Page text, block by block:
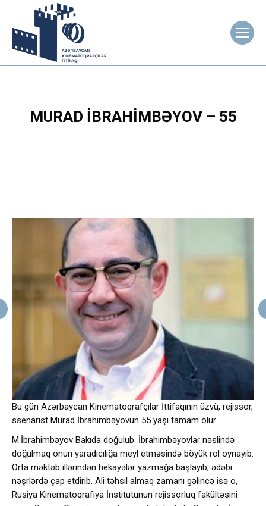
MURAD İBRAHIMBƏYOV – 55
Bu gün Azərbaycan Kinematoqrafçılar İttifaqının üzvü, rejissor,
ssenarist Murad İbrahimbəyovun 55 yaşı tamam olur.
M.İbrahimbəyov Bakıda doğulub. İbrahimbəyovlar nəslində
doğulmaq onun yaradıcılığa meyl etməsində böyük rol oynayıb.
Orta məktəb illərindən hekayələr yazmağa başlayıb, ədəbi
nəşrlərdə çap etdirib. Ali təhsil almaq zamanı gəlincə isə o,
Rusiya Kinematoqrafiya İnstitutunun rejissorluq fakültəsini